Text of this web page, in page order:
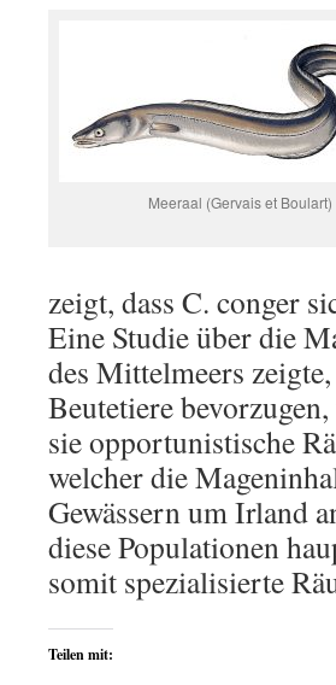
Meeraal (Gervais et Boulart)
zeigt, dass C. conger
Eine Studie über die
des Mittelmeers
Beutetiere
sie opportunistische
welcher die
Gewässern um Irland
diese Populationen
somit spezialisierte
Teilen mit: